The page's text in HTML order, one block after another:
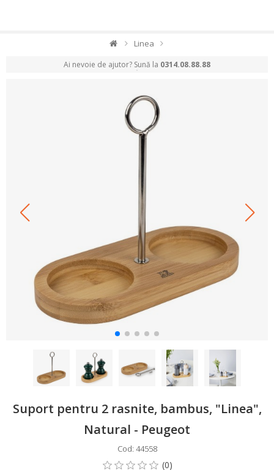
Linea
Ai nevoie de ajutor? Sună la 0314.08.88.88
Suport pentru 2 rasnite, bambus, "Linea",
Natural - Peugeot
Cod: 44558